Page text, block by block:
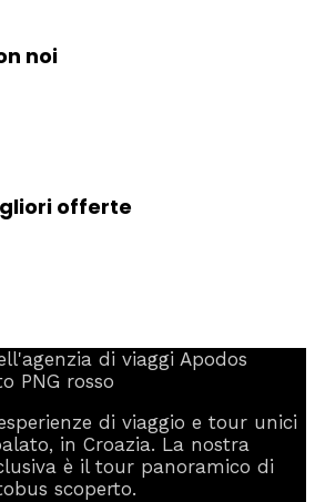
noi
offerte
di viaggio e tour unici
in Croazia. La nostra
è il tour panoramico di
scoperto.